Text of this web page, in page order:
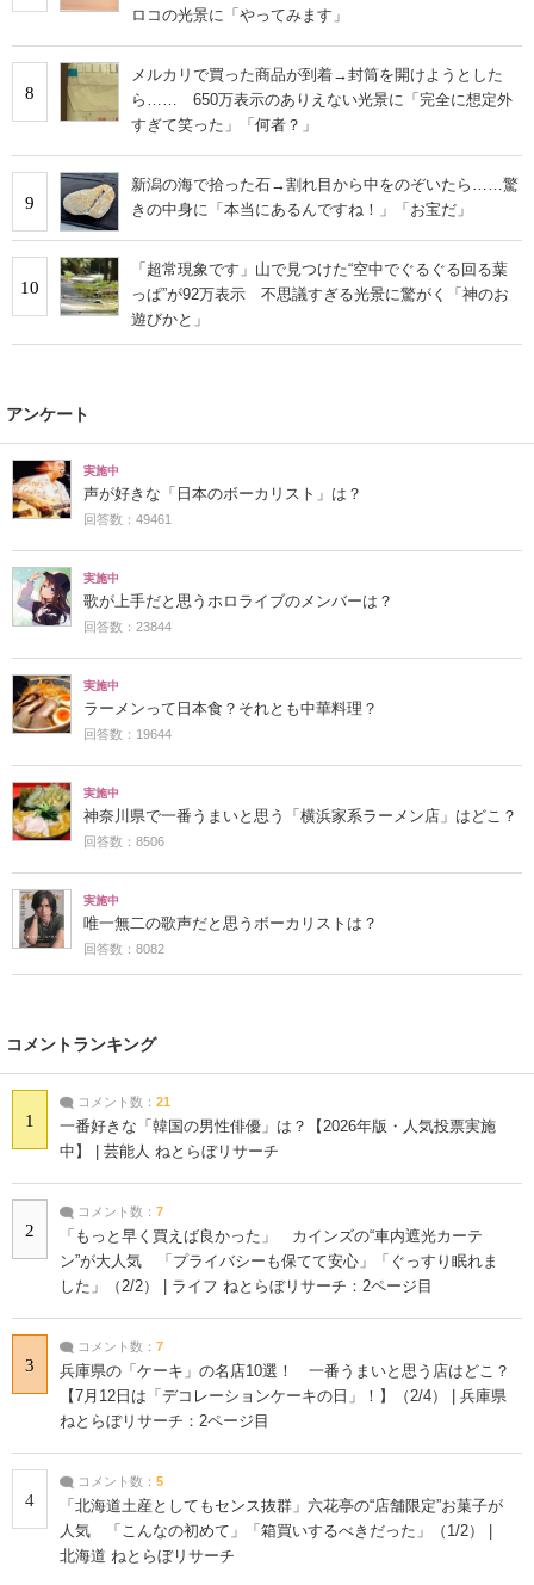
ロコの光景に「やってみます」
8
メルカリで買った商品が到着→封筒を開けようとした
ら…… 650万表示のありえない光景に「完全に想定外
すぎて笑った」「何者？」
9
新潟の海で拾った石→割れ目から中をのぞいたら……驚
きの中身に「本当にあるんですね！」「お宝だ」
10
「超常現象です」山で見つけた“空中でぐるぐる回る葉
っぱ”が92万表示 不思議すぎる光景に驚がく「神のお
遊びかと」
アンケート
実施中
声が好きな「日本のボーカリスト」は？
回答数：49461
実施中
歌が上手だと思うホロライブのメンバーは？
回答数：23844
実施中
ラーメンって日本食？それとも中華料理？
回答数：19644
実施中
神奈川県で一番うまいと思う「横浜家系ラーメン店」はどこ？
回答数：8506
実施中
唯一無二の歌声だと思うボーカリストは？
回答数：8082
コメントランキング
1
コメント数： 21
一番好きな「韓国の男性俳優」は？【2026年版・人気投票実施
中】 | 芸能人 ねとらぼリサーチ
2
コメント数： 7
「もっと早く買えば良かった」 カインズの“車内遮光カーテ
ン”が大人気 「プライバシーも保てて安心」「ぐっすり眠れま
した」（2/2） | ライフ ねとらぼリサーチ：2ページ目
3
コメント数： 7
兵庫県の「ケーキ」の名店10選！ 一番うまいと思う店はどこ？
【7月12日は「デコレーションケーキの日」！】（2/4） | 兵庫県
ねとらぼリサーチ：2ページ目
4
コメント数： 5
「北海道土産としてもセンス抜群」六花亭の“店舗限定”お菓子が
人気 「こんなの初めて」「箱買いするべきだった」（1/2） |
北海道 ねとらぼリサーチ